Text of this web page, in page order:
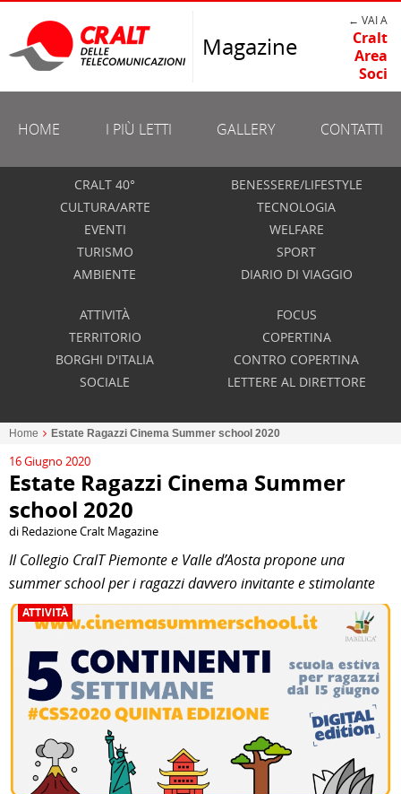
Magazine
← VAI A
Cralt
Area
Soci
HOME I PIÙ LETTI GALLERY CONTATTI
CRALT 40°
CULTURA/ARTE
EVENTI
TURISMO
AMBIENTE
BENESSERE/LIFESTYLE
TECNOLOGIA
WELFARE
SPORT
DIARIO DI VIAGGIO
ATTIVITÀ
TERRITORIO
BORGHI D'ITALIA
SOCIALE
FOCUS
COPERTINA
CONTRO COPERTINA
LETTERE AL DIRETTORE
Home Estate Ragazzi Cinema Summer school 2020
16 Giugno 2020
Estate Ragazzi Cinema Summer
school 2020
di Redazione Cralt Magazine
Il Collegio CralT Piemonte e Valle d’Aosta propone una
summer school per i ragazzi davvero invitante e stimolante
ATTIVITÀ